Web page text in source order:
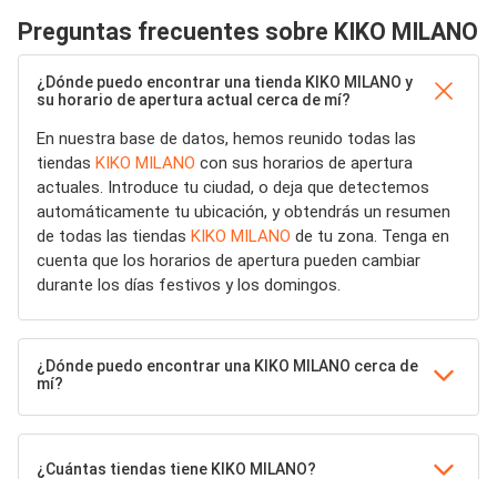
Preguntas frecuentes sobre KIKO MILANO
¿Dónde puedo encontrar una tienda KIKO MILANO y
su horario de apertura actual cerca de mí?
En nuestra base de datos, hemos reunido todas las
tiendas KIKO MILANO con sus horarios de apertura
actuales. Introduce tu ciudad, o deja que detectemos
automáticamente tu ubicación, y obtendrás un resumen
de todas las tiendas KIKO MILANO de tu zona. Tenga en
cuenta que los horarios de apertura pueden cambiar
durante los días festivos y los domingos.
¿Dónde puedo encontrar una KIKO MILANO cerca de
mí?
¿Cuántas tiendas tiene KIKO MILANO?